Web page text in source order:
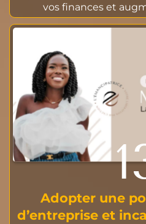
vos finances et
Adopter une
d’entreprise et